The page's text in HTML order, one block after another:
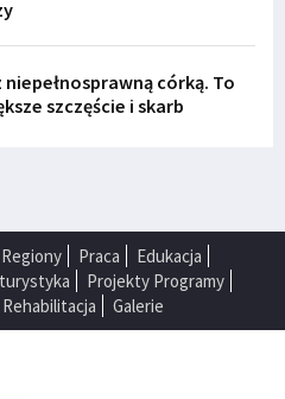
niepełnosprawną córką. To
szczęście i skarb
Regiony Praca
Edukacja
Projekty Programy
Galerie